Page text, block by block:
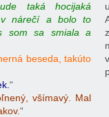
taká hocijaká
v nárečí a bolo to
som sa smiala a
beseda, takúto
“
všímavý. Mal
.“